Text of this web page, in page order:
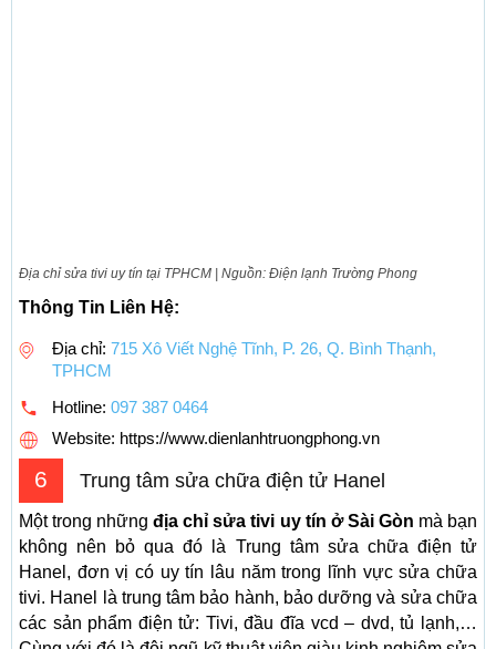
Địa chỉ sửa tivi uy tín tại TPHCM | Nguồn: Điện lạnh Trường Phong
Thông Tin Liên Hệ:
Địa chỉ: 715 Xô Viết Nghệ Tĩnh, P. 26, Q. Bình Thạnh,
TPHCM
Hotline: 097 387 0464
Website: https://www.dienlanhtruongphong.vn
6 Trung tâm sửa chữa điện tử Hanel
Một trong nhữngđịa chỉ sửa tivi uy tín ở Sài Gòn mà bạn
không nên bỏ qua đó là Trung tâm sửa chữa điện tử
Hanel, đơn vị có uy tín lâu năm trong lĩnh vực sửa chữa
tivi. Hanel là trung tâm bảo hành, bảo dưỡng và sửa chữa
các sản phẩm điện tử: Tivi, đầu đĩa vcd – dvd, tủ lạnh,…